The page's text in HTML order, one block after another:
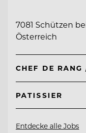
7081 Schützen
Österreich
CHEF DE
PATISSIER
Entdecke alle Jobs